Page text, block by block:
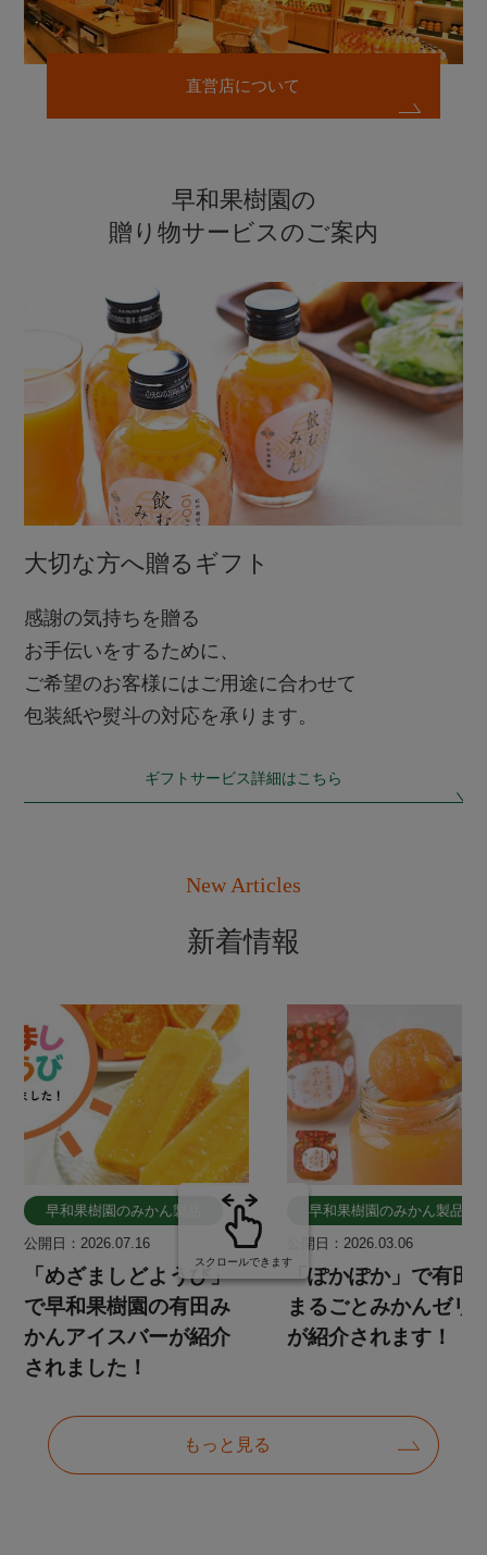
直営店について
早和果樹園の
贈り物サービスのご案内
大切な方へ贈るギフト
感謝の気持ちを贈る
お手伝いをするために、
ご希望のお客様にはご用途に合わせて
包装紙や熨斗の対応を承ります。
ギフトサービス詳細はこちら